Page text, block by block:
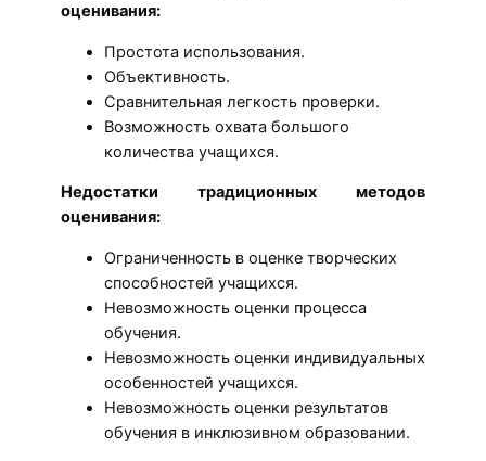
оценивания:
Простота использования.
Объективность.
Сравнительная легкость проверки.
Возможность охвата большого
количества учащихся.
Недостатки традиционных методов
оценивания:
Ограниченность в оценке творческих
способностей учащихся.
Невозможность оценки процесса
обучения.
Невозможность оценки индивидуальных
особенностей учащихся.
Невозможность оценки результатов
обучения в инклюзивном образовании.